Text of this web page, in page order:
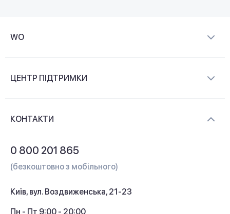
WO
Контакти
ЦЕНТР ПІДТРИМКИ
Кешбек
КОНТАКТИ
0 800 201 865
(безкоштовно з мобільного)
Київ, вул. Воздвиженська, 21-23
Пн - Пт 9:00 - 20:00